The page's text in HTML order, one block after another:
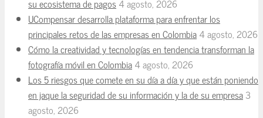
su ecosistema de pagos4 agosto, 2026
UCompensar desarrolla plataforma para enfrentar los
principales retos de las empresas en Colombia4 agosto, 2026
Cómo la creatividad y tecnologías en tendencia transforman la
fotografía móvil en Colombia4 agosto, 2026
Los 5 riesgos que comete en su día a día y que están poniendo
en jaque la seguridad de su información y la de su empresa3
agosto, 2026